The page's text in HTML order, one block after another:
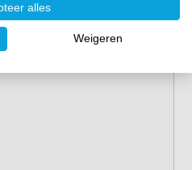
alles
Weigeren